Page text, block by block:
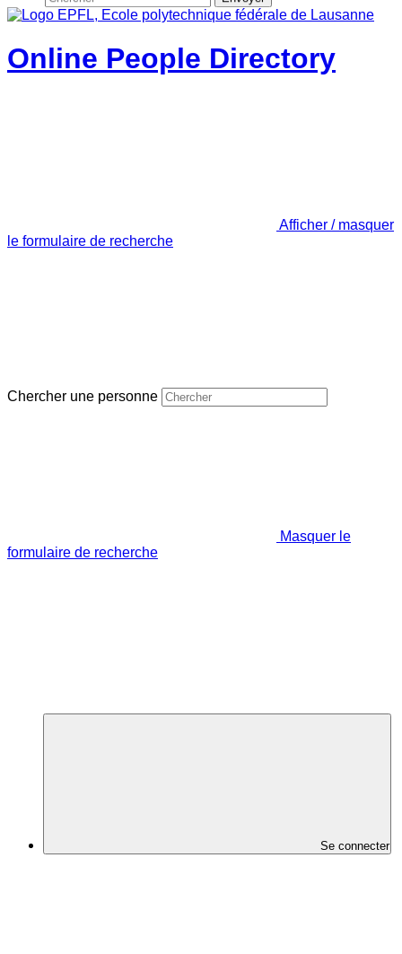
Online People Directory
Afficher / masquer
le formulaire de recherche
Chercher une personne
Masquer le
formulaire de recherche
Se connecter